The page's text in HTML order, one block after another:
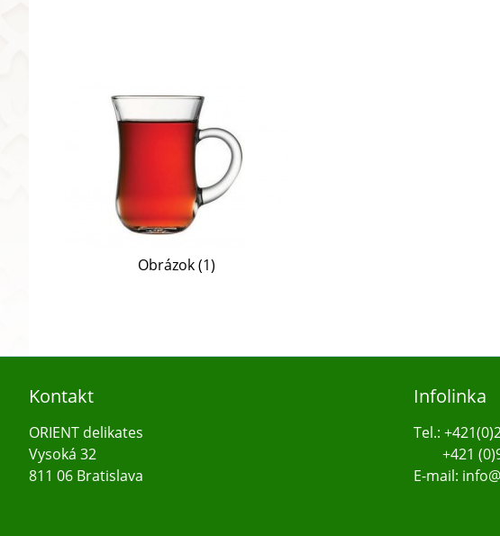
Obrázok (1)
Kontakt
ORIENT delikates
Vysoká 32
811 06 Bratislava
Infolinka
Tel.:
+421
E-mail: